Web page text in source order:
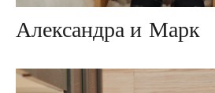
Александра и Марк